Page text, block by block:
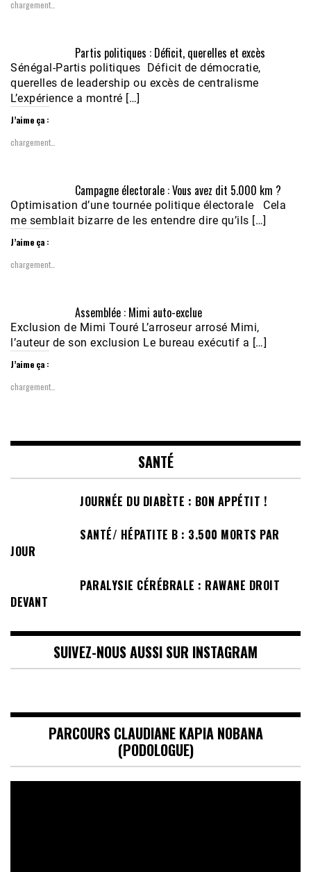
chargement…
Partis politiques : Déficit, querelles et excès
Sénégal-Partis politiques Déficit de démocratie,
querelles de leadership ou excès de centralisme
L’expérience a montré […]
J’aime ça :
chargement…
Campagne électorale : Vous avez dit 5.000 km ?
Optimisation d’une tournée politique électorale Cela
me semblait bizarre de les entendre dire qu’ils […]
J’aime ça :
chargement…
Assemblée : Mimi auto-exclue
Exclusion de Mimi Touré L’arroseur arrosé Mimi,
l’auteur de son exclusion Le bureau exécutif a […]
J’aime ça :
chargement…
SANTÉ
JOURNÉE DU DIABÈTE : BON APPÉTIT !
SANTÉ/ HÉPATITE B : 3.500 MORTS PAR
JOUR
PARALYSIE CÉRÉBRALE : RAWANE DROIT
DEVANT
SUIVEZ-NOUS AUSSI SUR INSTAGRAM
PARCOURS CLAUDIANE KAPIA NOBANA
(PODOLOGUE)